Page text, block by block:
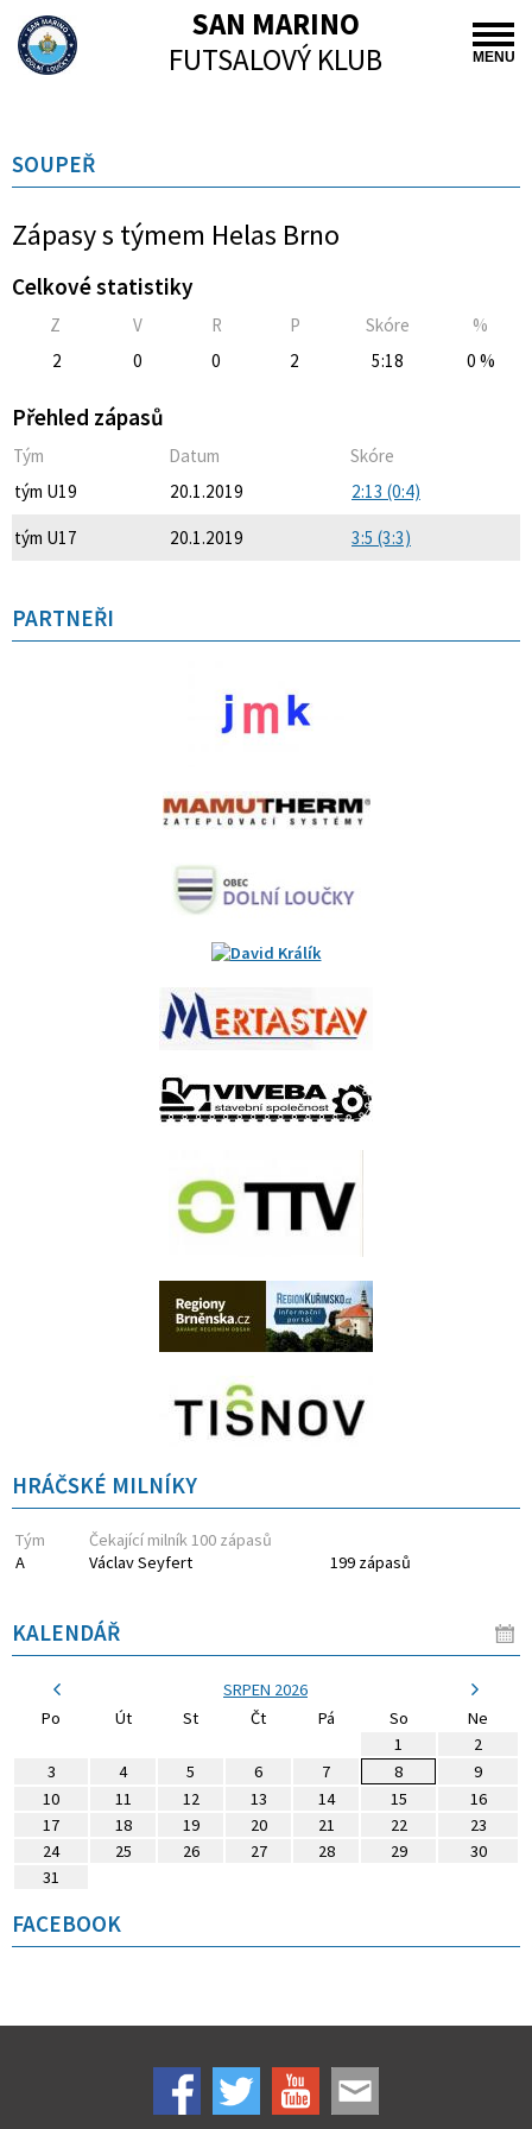
MENU
SAN MARINO
FUTSALOVÝ KLUB
SOUPEŘ
Zápasy s týmem Helas Brno
Celkové statistiky
Z V R P Skóre
%
2
0 0 2 5:18 0 %
Přehled zápasů
Tým Datum
Skóre
tým U19
20.1.2019 2:13 (0:4)
tým U17 20.1.2019 3:5 (3:3)
PARTNEŘI
HRÁČSKÉ MILNÍKY
Tým
Čekající milník 100 zápasů
A
Václav Seyfert 199 zápasů
KALENDÁŘ
SRPEN 2026
Po
Út St Čt Pá So
Ne
1
2
3
4 5 6 7 8
9
10
11 12 13 14 15
16
17
18 19 20 21 22
23
24
25 26 27 28 29
30
31
FACEBOOK